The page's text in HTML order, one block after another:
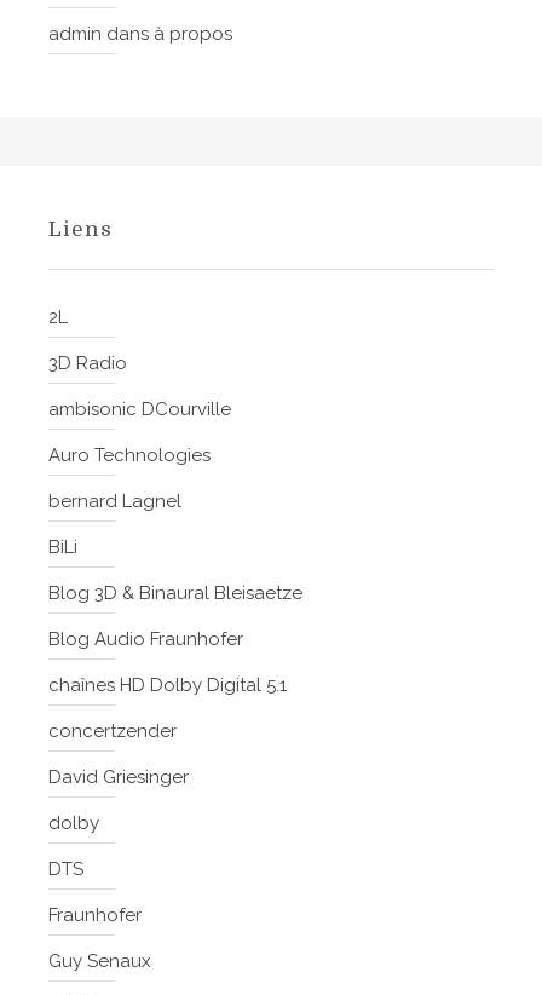
admin dans à propos
Liens
2L
3D Radio
ambisonic DCourville
Auro Technologies
bernard Lagnel
BiLi
Blog 3D & Binaural Bleisaetze
Blog Audio Fraunhofer
chaînes HD Dolby Digital 5.1
concertzender
David Griesinger
dolby
DTS
Fraunhofer
Guy Senaux